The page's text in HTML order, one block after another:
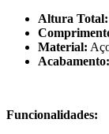
Altura Total:
Material:
Acabamento:
Funcionalidades: